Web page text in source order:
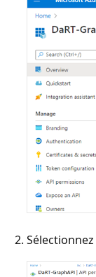
Sélectionnez